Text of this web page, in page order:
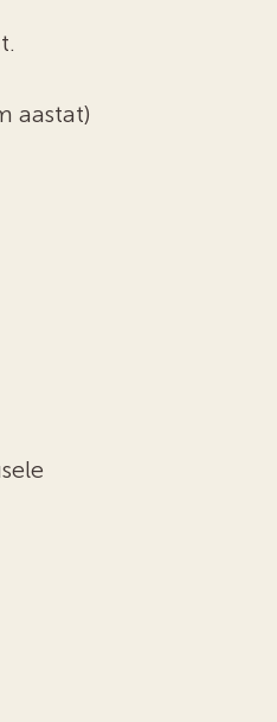
aastat)